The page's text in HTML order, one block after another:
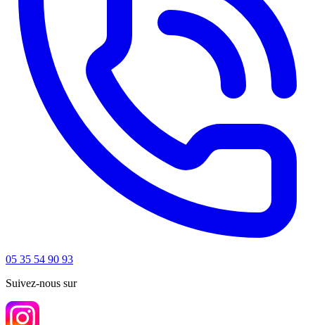
05 35 54 90 93
Suivez-nous sur